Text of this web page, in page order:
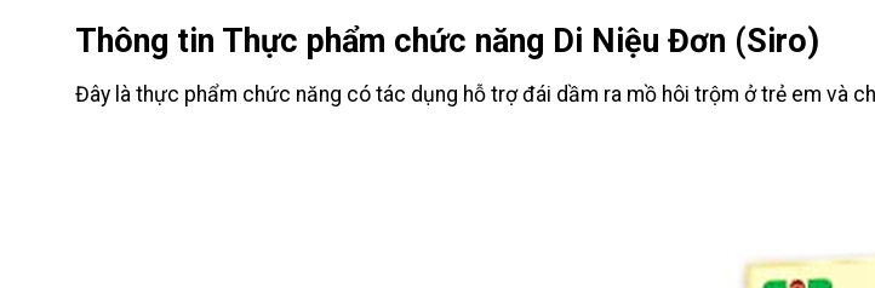
Thông tin Thực phẩm chức năng Di Niệu Đơn (Siro)
Đây là thực phẩm chức năng có tác dụng hỗ trợ đái dầm ra mồ hôi trộm ở trẻ em và